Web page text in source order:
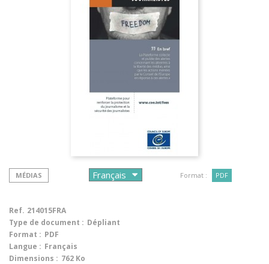
MÉDIAS Format : PDF
Ref. 214015FRA
Type de document : Dépliant
Format : PDF
Langue : Français
Dimensions : 762 Ko